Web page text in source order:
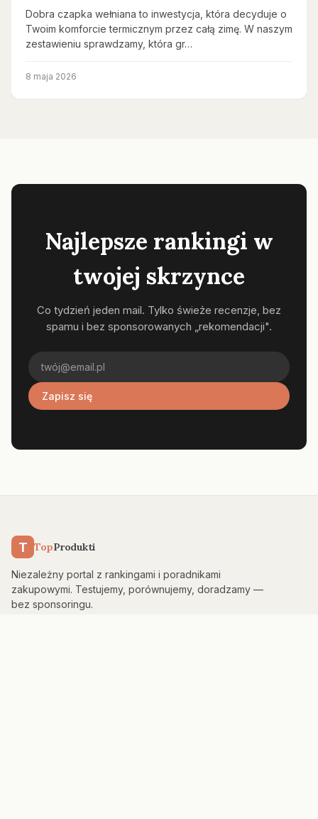
Dobra czapka wełniana to inwestycja, która decyduje o
Twoim komforcie termicznym przez całą zimę. W naszym
zestawieniu sprawdzamy, która gr…
8 maja 2026
Najlepsze rankingi w
twojej skrzynce
Co tydzień jeden mail. Tylko świeże recenzje, bez
spamu i bez sponsorowanych „rekomendacji".
Zapisz się
T TopProdukti
Niezależny portal z rankingami i poradnikami
zakupowymi. Testujemy, porównujemy, doradzamy —
bez sponsoringu.